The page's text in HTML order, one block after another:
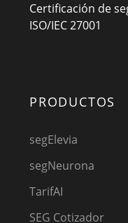
Certificación de
ISO/IEC 27001
PRODUCTOS
segElevia
segNeurona
TarifAI
SEG Cotizador